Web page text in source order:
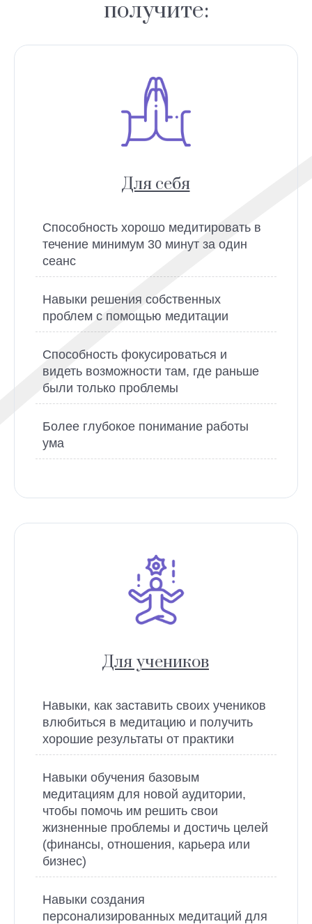
получите:
Для себя
Способность хорошо медитировать в
течение минимум 30 минут за один
сеанс
Навыки решения собственных
проблем с помощью медитации
Способность фокусироваться и
видеть возможности там, где раньше
были только проблемы
Более глубокое понимание работы
ума
Для учеников
Навыки, как заставить своих учеников
влюбиться в медитацию и получить
хорошие результаты от практики
Навыки обучения базовым
медитациям для новой аудитории,
чтобы помочь им решить свои
жизненные проблемы и достичь целей
(финансы, отношения, карьера или
бизнес)
Навыки создания
персонализированных медитаций для